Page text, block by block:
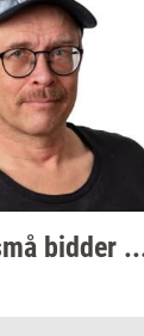
bid­der